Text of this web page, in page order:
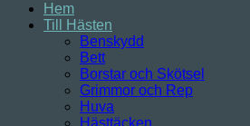
Hem
Till Hästen
Benskydd
Bett
Borstar och Skötsel
Grimmor och Rep
Huva